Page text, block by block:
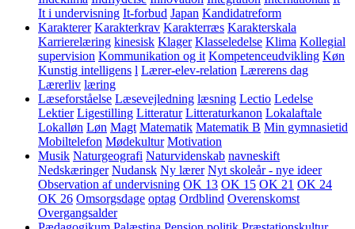
It i undervisning It-forbud Japan Kandidatreform
Karakterer Karakterkrav Karakterræs Karakterskala
Karrierelæring kinesisk Klager Klasseledelse Klima Kollegial
supervision Kommunikation og it Kompetenceudvikling Køn
Kunstig intelligens l Lærer-elev-relation Lærerens dag
Lærerliv læring
Læseforståelse Læsevejledning læsning Lectio Ledelse
Lektier Ligestilling Litteratur Litteraturkanon Lokalaftale
Lokalløn Løn Magt Matematik Matematik B Min gymnasietid
Mobiltelefon Mødekultur Motivation
Musik Naturgeografi Naturvidenskab navneskift
Nedskæringer Nudansk Ny lærer Nyt skoleår - nye ideer
Observation af undervisning OK 13 OK 15 OK 21 OK 24
OK 26 Omsorgsdage optag Ordblind Overenskomst
Overgangsalder